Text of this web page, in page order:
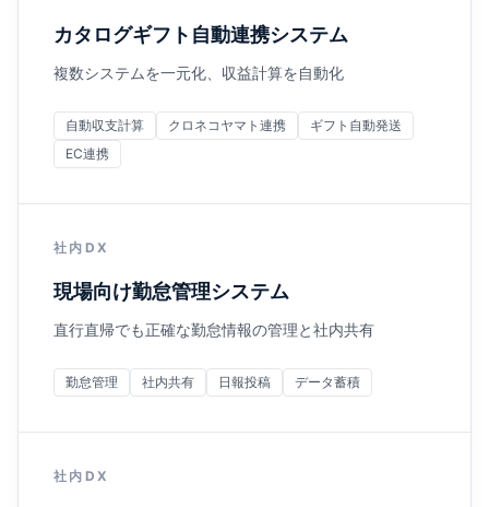
カタログギフト自動連携システム
複数システムを一元化、収益計算を自動化
自動収支計算 クロネコヤマト連携
ギフト自動発送
EC連携
社内DX
現場向け勤怠管理システム
直行直帰でも正確な勤怠情報の管理と社内共有
勤怠管理 社内共有 日報投稿 データ蓄積
社内DX